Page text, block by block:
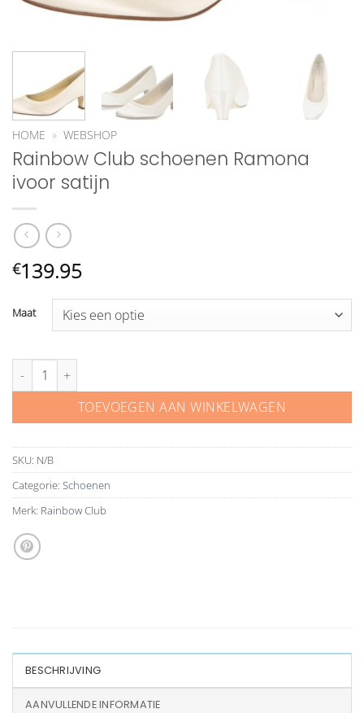
HOME » WEBSHOP
Rainbow Club schoenen Ramona
ivoor satijn
€139.95
Maat
Rainbow Club schoenen Ramona ivoor satijn aantal
TOEVOEGEN AAN WINKELWAGEN
SKU: N/B
Categorie: Schoenen
Merk: Rainbow Club
BESCHRIJVING
AANVULLENDE INFORMATIE